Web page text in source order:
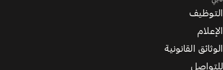
التوظيف
الإعلام
الوثائق القانونية
للتواصل